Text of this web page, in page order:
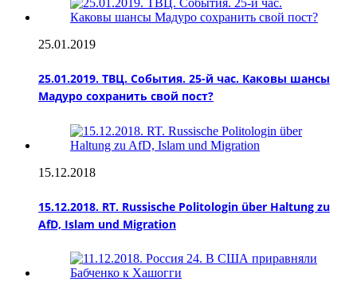
25.01.2019
25.01.2019. ТВЦ. События. 25-й час. Каковы шансы
Мадуро сохранить свой пост?
15.12.2018
15.12.2018. RT. Russische Politologin über Haltung zu
AfD, Islam und Migration